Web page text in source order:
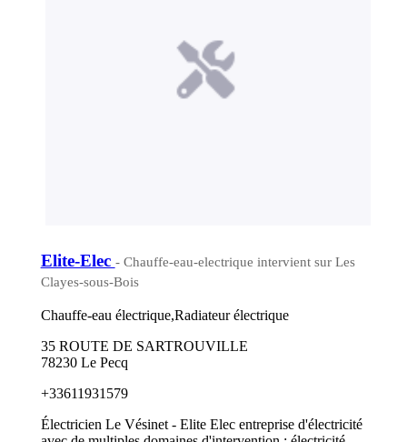
Elite-Elec - Chauffe-eau-electrique intervient sur Les
Clayes-sous-Bois
Chauffe-eau électrique,Radiateur électrique
35 ROUTE DE SARTROUVILLE
78230 Le Pecq
+33611931579
Électricien Le Vésinet - Elite Elec entreprise d'électricité